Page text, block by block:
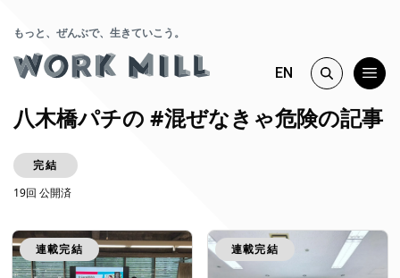
もっと、ぜんぶで、生きていこう。
EN
八木橋パチの #混ぜなきゃ危険の記事
完結
19回 公開済
連載完結 連載完結